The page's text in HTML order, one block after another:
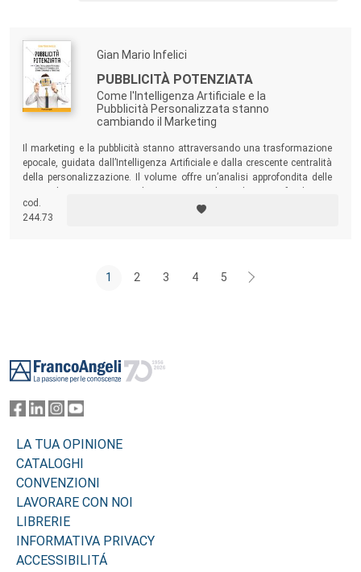
Gian Mario Infelici
PUBBLICITÀ POTENZIATA
Come l'Intelligenza Artificiale e la
Pubblicità Personalizzata stanno
cambiando il Marketing
Il marketing e la pubblicità stanno attraversando una trasformazione
epocale, guidata dall’Intelligenza Artificiale e dalla crescente centralità
della personalizzazione. Il volume offre un’analisi approfondita delle
strategici e schemi illustrativi per esplorare come le tecnologie
moderne stiano rivoluzionando il mondo della comunicazione.
cod.
244.73
1 2 3 4 5
LA TUA OPINIONE
CATALOGHI
CONVENZIONI
LAVORARE CON NOI
LIBRERIE
INFORMATIVA PRIVACY
ACCESSIBILITÁ